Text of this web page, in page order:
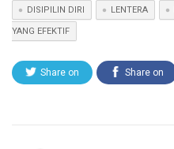
DISIPILIN DIRI LENTERA
YANG EFEKTIF
Share on Share on